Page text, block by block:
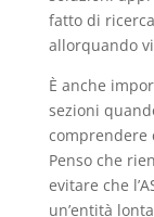
fatto di
allorquando
È anche
sezioni
comprendere
Penso che
evitare che
un’entità